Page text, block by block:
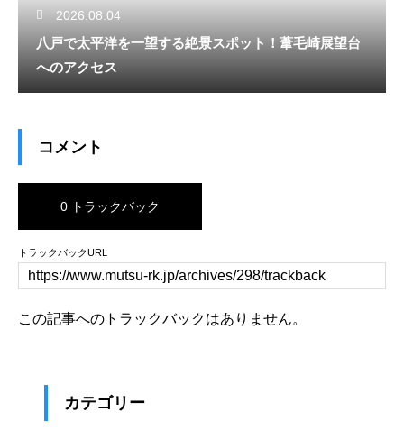
2026.08.04
八戸で太平洋を一望する絶景スポット！葦毛崎展望台
へのアクセス
コメント
0 トラックバック
トラックバックURL
この記事へのトラックバックはありません。
カテゴリー